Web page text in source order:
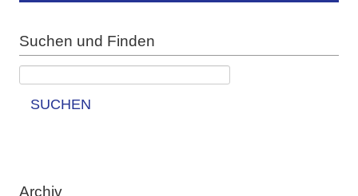
Suchen und Finden
SUCHEN
Archiv